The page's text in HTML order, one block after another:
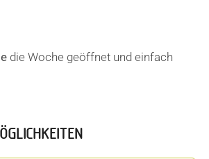
die Woche geöffnet und einfach